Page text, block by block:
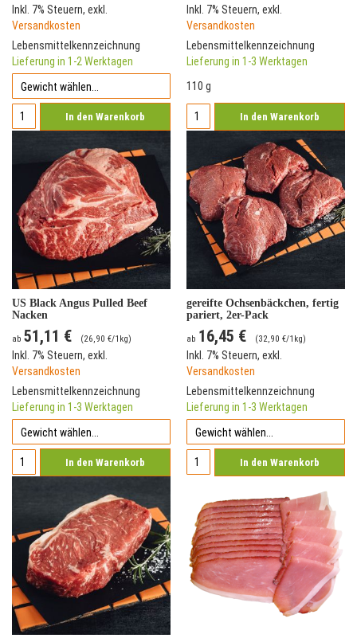
Inkl. 7% Steuern, exkl.
Versandkosten
Lebensmittelkennzeichnung
Lieferung in 1-2 Werktagen
In den Warenkorb
Inkl. 7% Steuern, exkl.
Versandkosten
Lebensmittelkennzeichnung
Lieferung in 1-3 Werktagen
110 g
In den Warenkorb
US Black Angus Pulled Beef
Nacken
ab 51,11 € (26,90 €/1kg)
Inkl. 7% Steuern, exkl.
Versandkosten
Lebensmittelkennzeichnung
Lieferung in 1-3 Werktagen
In den Warenkorb
gereifte Ochsenbäckchen, fertig
pariert, 2er-Pack
ab 16,45 € (32,90 €/1kg)
Inkl. 7% Steuern, exkl.
Versandkosten
Lebensmittelkennzeichnung
Lieferung in 1-3 Werktagen
In den Warenkorb